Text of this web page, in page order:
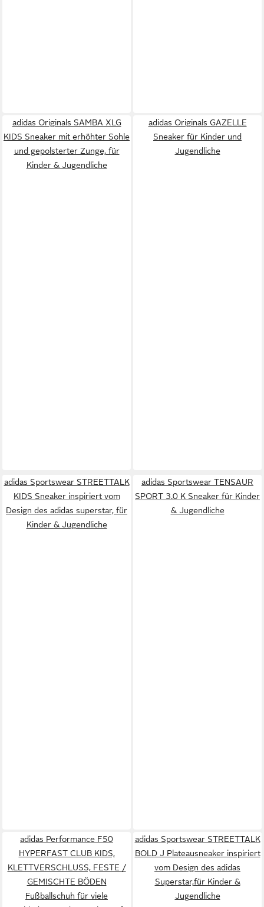
adidas Originals SAMBA XLG
KIDS Sneaker mit erhöhter Sohle
und gepolsterter Zunge, für
Kinder & Jugendliche
adidas Originals GAZELLE
Sneaker für Kinder und
Jugendliche
adidas Sportswear STREETTALK
KIDS Sneaker inspiriert vom
Design des adidas superstar, für
Kinder & Jugendliche
adidas Sportswear TENSAUR
SPORT 3.0 K Sneaker für Kinder
& Jugendliche
adidas Performance F50
HYPERFAST CLUB KIDS,
KLETTVERSCHLUSS, FESTE /
GEMISCHTE BÖDEN
Fußballschuh für viele
adidas Sportswear STREETTALK
BOLD J Plateausneaker inspiriert
vom Design des adidas
Superstar,für Kinder &
Jugendliche